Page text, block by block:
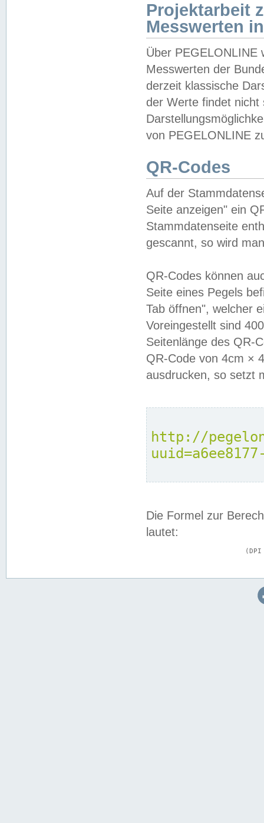
Projektarbeit
Messwerten
Über PEGELONLINE
Messwerten der
derzeit klassische
der Werte findet
von PEGELONLINE
QR-Codes
Auf der
Seite anzeigen" ein
Stammdatenseite
gescannt, so wird
QR-Codes können
Seite eines Pegels
Tab öffnen", welcher
Voreingestellt sind
Seitenlänge des QR-
QR-Code von 4cm ×
ausdrucken, so setzt
http://
Die Formel zur
lautet: